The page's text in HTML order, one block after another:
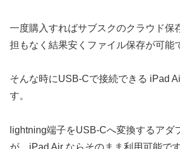
一度購入すればサブスクのクラウド保
担もなく結果安くファイル保存が可能
そんな時にUSB-Cで接続できる iPad
す。
lightning端子をUSB-Cへ変換するアダ
が、iPad Air ならそのまま利用可能です